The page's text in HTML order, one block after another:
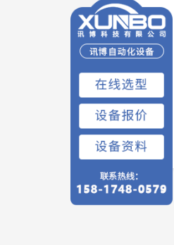
联系电话
免费预约
回到顶部